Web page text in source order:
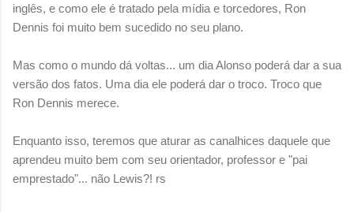
inglês, e como ele é tratado pela mídia e torcedores, Ron
Dennis foi muito bem sucedido no seu plano.
Mas como o mundo dá voltas... um dia Alonso poderá dar a sua
versão dos fatos. Uma dia ele poderá dar o troco. Troco que
Ron Dennis merece.
Enquanto isso, teremos que aturar as canalhices daquele que
aprendeu muito bem com seu orientador, professor e "pai
emprestado"... não Lewis?! rs